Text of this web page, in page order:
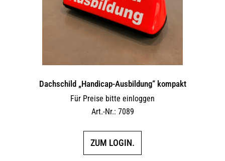
Dachschild „Handicap-Ausbildung“ kompakt
Für Preise bitte einloggen
Art.-Nr.: 7089
ZUM LOGIN.